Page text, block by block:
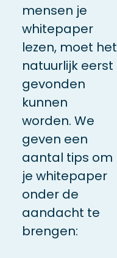
mensen je
whitepaper
lezen, moet het
natuurlijk eerst
gevonden
kunnen
worden. We
geven een
aantal tips om
je whitepaper
onder de
aandacht te
brengen: